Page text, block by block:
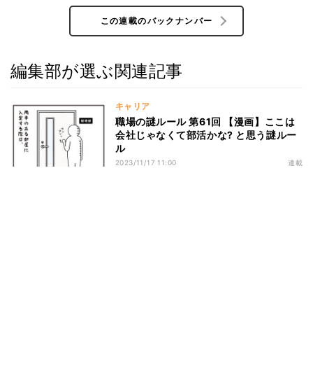
この連載のバックナンバー
編集部が選ぶ関連記事
キャリア
職場の謎ルール 第61回 【漫画】ここは
会社じゃなくて部活かな? と思う謎ルー
ル
2023/11/17 11:00 連載